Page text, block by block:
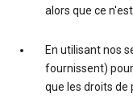
alors que ce
En utilisant nos
fournissent)
que les droits de